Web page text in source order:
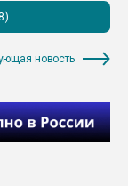
новость